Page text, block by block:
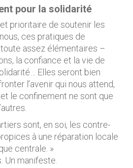
pour la solidarité
prioritaire de soutenir les
ces pratiques de
assez élémentaires –
la confiance et la vie de
Elles seront bien
l’avenir qui nous attend,
le confinement ne sont que
sont, en soi, les contre-
à une réparation locale
centrale. »
Un manifeste.